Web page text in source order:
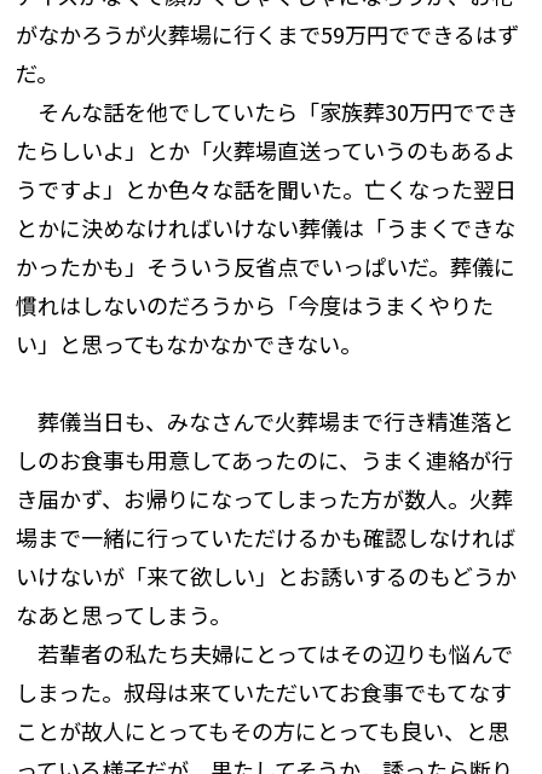
がなかろうが火葬場に行くまで59万円でできるはず
だ。
そんな話を他でしていたら「家族葬30万円ででき
たらしいよ」とか「火葬場直送っていうのもあるよ
うですよ」とか色々な話を聞いた。亡くなった翌日
とかに決めなければいけない葬儀は「うまくできな
かったかも」そういう反省点でいっぱいだ。葬儀に
慣れはしないのだろうから「今度はうまくやりた
い」と思ってもなかなかできない。
葬儀当日も、みなさんで火葬場まで行き精進落と
しのお食事も用意してあったのに、うまく連絡が行
き届かず、お帰りになってしまった方が数人。火葬
場まで一緒に行っていただけるかも確認しなければ
いけないが「来て欲しい」とお誘いするのもどうか
なあと思ってしまう。
若輩者の私たち夫婦にとってはその辺りも悩んで
しまった。叔母は来ていただいてお食事でもてなす
ことが故人にとってもその方にとっても良い、と思